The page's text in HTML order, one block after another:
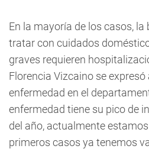
En la mayoría de los casos,
tratar con cuidados
graves requieren
Florencia Vizcaino se
enfermedad en el
enfermedad tiene su pico de
del año, actualmente
primeros casos ya tenemos